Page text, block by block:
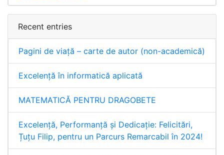
Recent entries
Pagini de viață – carte de autor (non-academică)
Excelență în informatică aplicată
MATEMATICĂ PENTRU DRAGOBETE
Excelență, Performanță și Dedicație: Felicitări,
Țuțu Filip, pentru un Parcurs Remarcabil în 2024!